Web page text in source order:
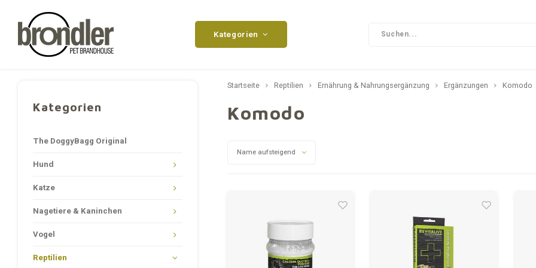
Kategorien
Kategorien
The DoggyBagg Original
Hund
Katze
Nagetiere & Kaninchen
Vogel
Reptilien
Startseite Reptilien Ernährung & Nahrungsergänzung Ergänzungen Komodo
Komodo
Name aufsteigend